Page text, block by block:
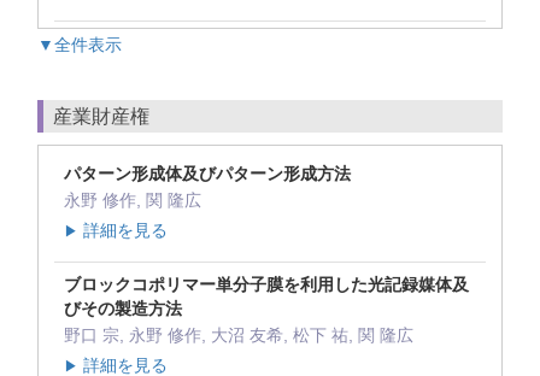
▼全件表示
産業財産権
パターン形成体及びパターン形成方法
永野 修作, 関 隆広
▶ 詳細を見る
ブロックコポリマー単分子膜を利用した光記録媒体及
びその製造方法
野口 宗, 永野 修作, 大沼 友希, 松下 祐, 関 隆広
▶ 詳細を見る